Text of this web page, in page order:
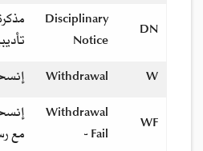
DN
Disciplinary
Notice
W
Withdrawal
WF
Withdrawal
- Fail مع